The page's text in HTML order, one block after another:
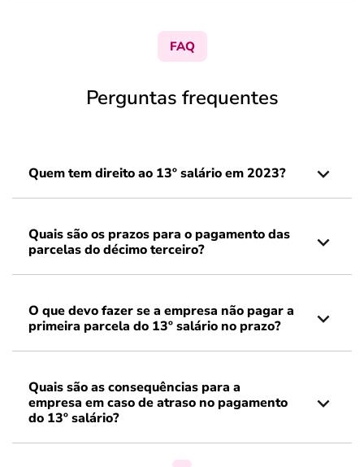
FAQ
Perguntas frequentes
Quem tem direito ao 13º salário em 2023?
Quais são os prazos para o pagamento das
parcelas do décimo terceiro?
O que devo fazer se a empresa não pagar a
primeira parcela do 13º salário no prazo?
Quais são as consequências para a
empresa em caso de atraso no pagamento
do 13º salário?